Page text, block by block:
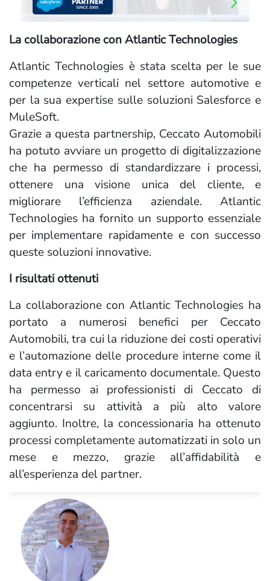
La collaborazione con Atlantic Technologies
Atlantic Technologies è stata scelta per le sue
competenze verticali nel settore automotive e
per la sua expertise sulle soluzioni Salesforce e
MuleSoft.
Grazie a questa partnership, Ceccato Automobili
ha potuto avviare un progetto di digitalizzazione
che ha permesso di standardizzare i processi,
ottenere una visione unica del cliente, e
migliorare l’efficienza aziendale. Atlantic
Technologies ha fornito un supporto essenziale
per implementare rapidamente e con successo
queste soluzioni innovative.
I risultati ottenuti
La collaborazione con Atlantic Technologies ha
portato a numerosi benefici per Ceccato
Automobili, tra cui la riduzione dei costi operativi
e l’automazione delle procedure interne come il
data entry e il caricamento documentale. Questo
ha permesso ai professionisti di Ceccato di
concentrarsi su attività a più alto valore
aggiunto. Inoltre, la concessionaria ha ottenuto
processi completamente automatizzati in solo un
mese e mezzo, grazie all’affidabilità e
all’esperienza del partner.